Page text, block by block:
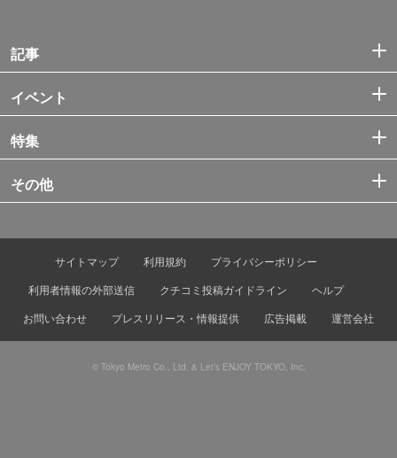
記事
イベント
特集
その他
サイトマップ 利用規約
プライバシーポリシー
利用者情報の外部送信
クチコミ投稿ガイドライン
ヘルプ
お問い合わせ
プレスリリース・情報提供 広告掲載 運営会社
© Tokyo Metro Co., Ltd. & Let’s ENJOY TOKYO, Inc.